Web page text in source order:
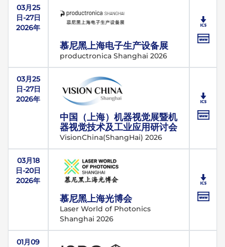
03月25
日-27日
2026年
慕尼黑上海电子生产设备展
productronica Shanghai 2026
03月25
日-27日
2026年
中国（上海）机器视觉展暨机
器视觉技术及工业应用研讨会
VisionChina(ShangHai) 2026
03月18
日-20日
2026年
慕尼黑上海光博会
Laser World of Photonics
Shanghai 2026
01月09